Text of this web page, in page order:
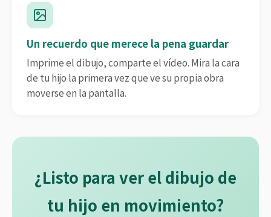
Un recuerdo que merece la pena guardar
Imprime el dibujo, comparte el vídeo. Mira la cara
de tu hijo la primera vez que ve su propia obra
moverse en la pantalla.
¿Listo para ver el dibujo de
tu hijo en movimiento?